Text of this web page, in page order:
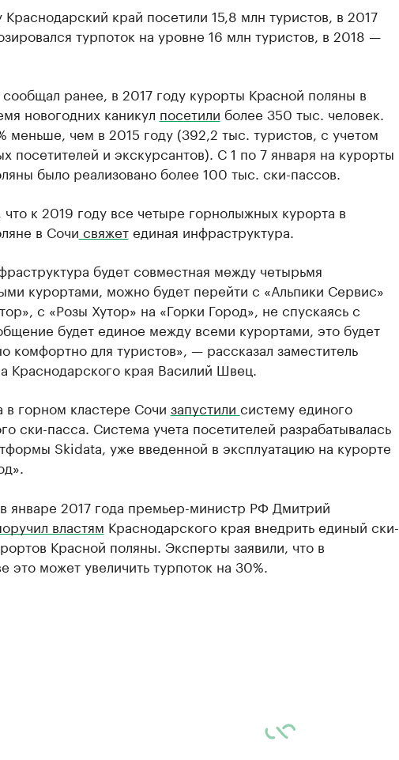
Краснодарский край посетили 15,8 млн туристов, в 2017
турпоток на уровне 16 млн туристов, в 2018 —
ранее, в 2017 году курорты Красной поляны в
новогодних каникул посетили более 350 тыс. человек.
меньше, чем в 2015 году (392,2 тыс. туристов, с учетом
посетителей и экскурсантов). С 1 по 7 января на курорты
было реализовано более 100 тыс. ски-пассов.
к 2019 году все четыре горнолыжных курорта в
в Сочи свяжетединая инфраструктура.
будет совместная между четырьмя
курортами, можно будет перейти с «Альпики Сервис»
с «Розы Хутор» на «Горки Город», не спускаясь с
будет единое между всеми курортами, это будет
комфортно для туристов», — рассказал заместитель
Краснодарского края Василий Швец.
в горном кластере Сочи запустили систему единого
ски-пасса. Система учета посетителей разрабатывалась
Skidata, уже введенной в эксплуатацию на курорте
январе 2017 года премьер-министр РФ Дмитрий
властям Краснодарского края внедрить единый ски-
Красной поляны. Эксперты заявили, что в
это может увеличить турпоток на 30%.